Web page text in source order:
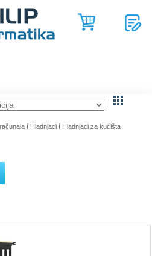
/ Hladnjaci / Hladnjaci za kućišta